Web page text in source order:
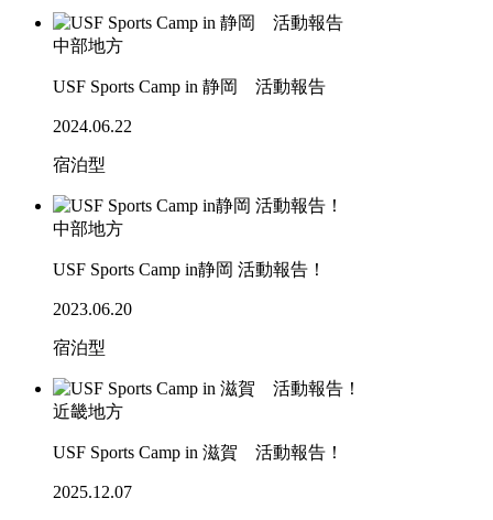
中部地方
USF Sports Camp in 静岡 活動報告
2024.06.22
宿泊型
中部地方
USF Sports Camp in静岡 活動報告！
2023.06.20
宿泊型
近畿地方
USF Sports Camp in 滋賀 活動報告！
2025.12.07